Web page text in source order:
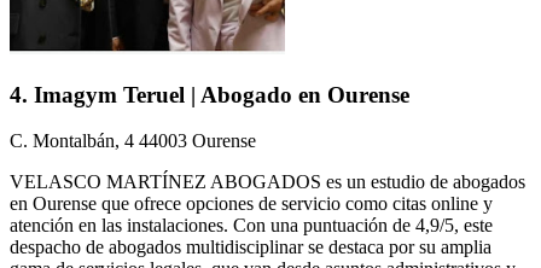
4. Imagym Teruel | Abogado en Ourense
C. Montalbán, 4 44003 Ourense
VELASCO MARTÍNEZ ABOGADOS es un estudio de abogados
en Ourense que ofrece opciones de servicio como citas online y
atención en las instalaciones. Con una puntuación de 4,9/5, este
despacho de abogados multidisciplinar se destaca por su amplia